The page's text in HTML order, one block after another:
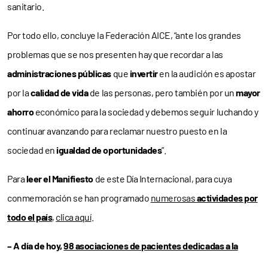
sanitario.
Por todo ello, concluye la Federación AICE, “ante los grandes
problemas que se nos presenten hay que recordar a las
administraciones públicas queinvertiren la audición es apostar
por lacalidad de vidade las personas, pero también por unmayor
ahorroeconómico para la sociedad y debemos seguir luchando y
continuar avanzando para reclamar nuestro puesto en la
sociedad enigualdad de oportunidades”.
Paraleer el Manifiestode este Día Internacional, para cuya
conmemoración se han programado numerosasactividades por
todo el país, clica aquí.
– A día de hoy,98 asociaciones de pacientes dedicadas a la